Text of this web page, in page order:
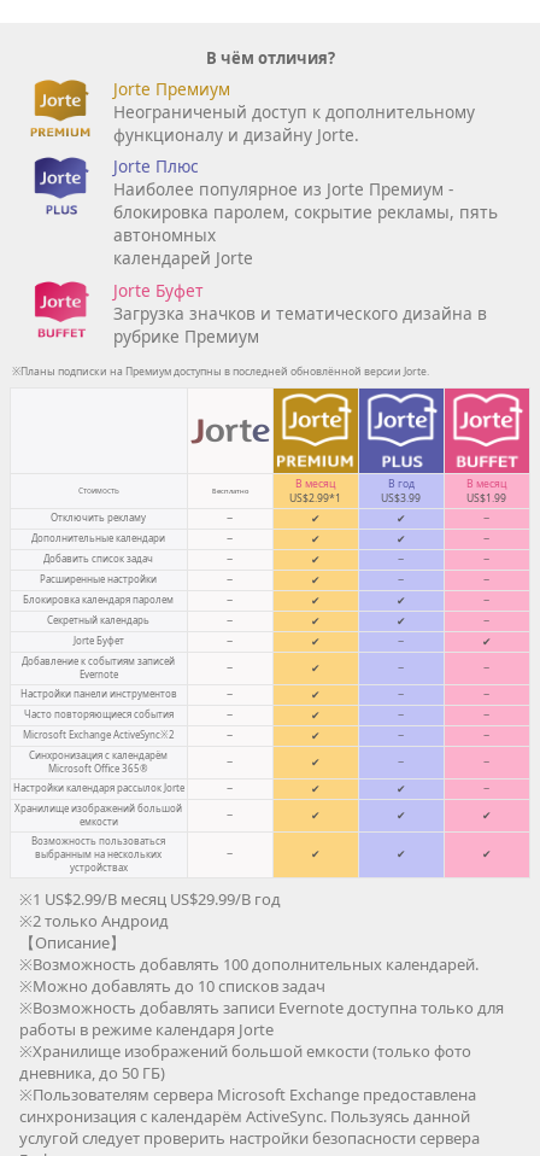
В чём отличия?
Jorte Премиум
Неограниченый доступ к дополнительному
функционалу и дизайну Jorte.
Jorte Плюс
Наиболее популярное из Jorte Премиум -
блокировка паролем, сокрытие рекламы, пять
автономных
календарей Jorte
Jorte Буфет
Загрузка значков и тематического дизайна в
рубрике Премиум
※Планы подписки на Премиум доступны в последней обновлённой версии Jorte.
Стоимость Бесплатно
В месяц
US$2.99*1
В год
US$3.99
В месяц
US$1.99
Отключить рекламу − ✔ ✔ −
Дополнительные календари − ✔ ✔ −
Добавить список задач − ✔ − −
Расширенные настройки − ✔ − −
Блокировка календаря паролем − ✔ ✔ −
Секретный календарь − ✔ ✔ −
Jorte Буфет − ✔ − ✔
Добавление к событиям записей
Evernote
− ✔ − −
Настройки панели инструментов − ✔ − −
Часто повторяющиеся события − ✔ − −
Microsoft Exchange ActiveSync※2 − ✔ − −
Синхронизация с календарём
Microsoft Office 365®
− ✔ − −
Настройки календаря рассылок Jorte − ✔ ✔ −
Хранилище изображений большой
емкости
− ✔ ✔ ✔
Возможность пользоваться
выбранным на нескольких
устройствах
− ✔ ✔ ✔
※1 US$2.99/В месяц US$29.99/В год
※2 только Андроид
【Описание】
※Возможность добавлять 100 дополнительных календарей.
※Можно добавлять до 10 списков задач
※Возможность добавлять записи Evernote доступна только для
работы в режиме календаря Jorte
※Хранилище изображений большой емкости (только фото
дневника, до 50 ГБ)
※Пользователям сервера Microsoft Exchange предоставлена
синхронизация с календарём ActiveSync. Пользуясь данной
услугой следует проверить настройки безопасности сервера